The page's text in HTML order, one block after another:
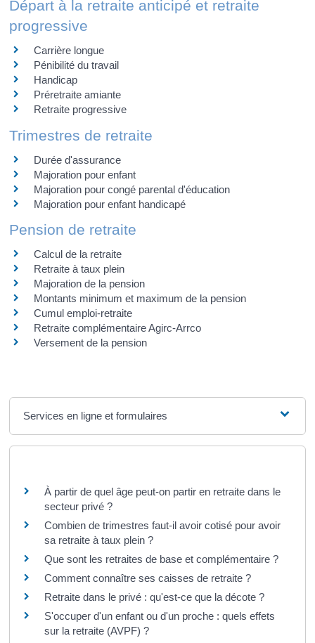
Départ à la retraite anticipé et retraite
progressive
Carrière longue
Pénibilité du travail
Handicap
Préretraite amiante
Retraite progressive
Trimestres de retraite
Durée d'assurance
Majoration pour enfant
Majoration pour congé parental d'éducation
Majoration pour enfant handicapé
Pension de retraite
Calcul de la retraite
Retraite à taux plein
Majoration de la pension
Montants minimum et maximum de la pension
Cumul emploi-retraite
Retraite complémentaire Agirc-Arrco
Versement de la pension
Services en ligne et formulaires
À partir de quel âge peut-on partir en retraite dans le
secteur privé ?
Combien de trimestres faut-il avoir cotisé pour avoir
sa retraite à taux plein ?
Que sont les retraites de base et complémentaire ?
Comment connaître ses caisses de retraite ?
Retraite dans le privé : qu'est-ce que la décote ?
S'occuper d'un enfant ou d'un proche : quels effets
sur la retraite (AVPF) ?